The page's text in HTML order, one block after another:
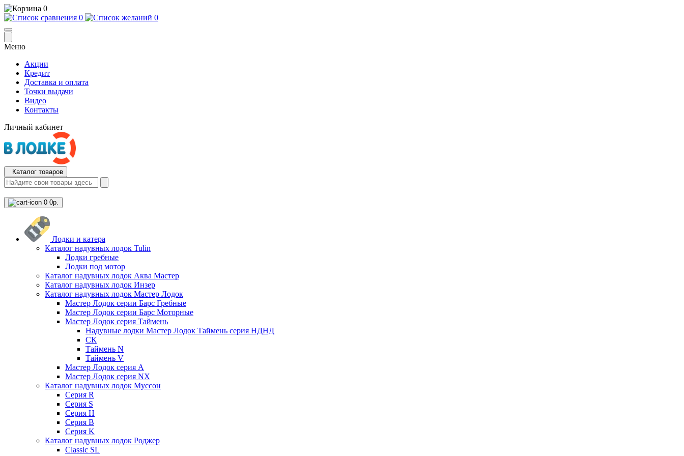
0
0
0
Меню
Акции
Кредит
Доставка и оплата
Точки выдачи
Видео
Контакты
Личный кабинет
Каталог товаров
0 0р.
Лодки и катера
Каталог надувных лодок Tulin
Лодки гребные
Лодки под мотор
Каталог надувных лодок Аква Мастер
Каталог надувных лодок Инзер
Каталог надувных лодок Мастер Лодок
Мастер Лодок серии Барс Гребные
Мастер Лодок серии Барс Моторные
Мастер Лодок серия Таймень
Надувные лодки Мастер Лодок Таймень серия НДНД
СК
Таймень N
Таймень V
Мастер Лодок серия А
Мастер Лодок серия NX
Каталог надувных лодок Муссон
Серия R
Серия S
Серия H
Серия B
Серия K
Каталог надувных лодок Роджер
Classic SL